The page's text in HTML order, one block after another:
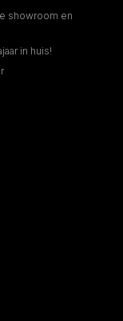
showroom en
in huis!